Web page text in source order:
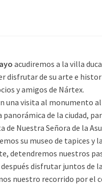
acudiremos a la villa
disfrutar de su arte e
y amigos de Nártex.
una visita al monumento al
panorámica de la ciudad,
de Nuestra Señora de la
su museo de tapices y
detendremos nuestros
disfrutar juntos de
nuestro recorrido por el